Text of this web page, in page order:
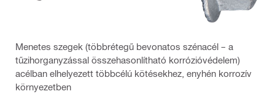
Menetes szegek (többrétegű bevonatos szénacél – a
tűzihorganyzással összehasonlítható korrózióvédelem)
acélban elhelyezett többcélú kötésekhez, enyhén korrozív
környezetben